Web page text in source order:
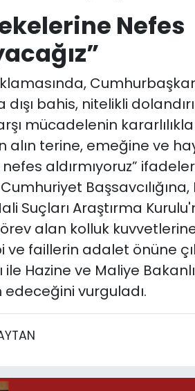
Nefes
bahis, nitelikli
mücadelenin
alın terine, emeğine ve
aldırmıyoruz”
Suçları Araştırma
alan kolluk
faillerin adalet önüne
ile Hazine ve Maliye
edeceğini vurguladı.